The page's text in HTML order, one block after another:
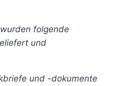
folgende
und
und -dokumente